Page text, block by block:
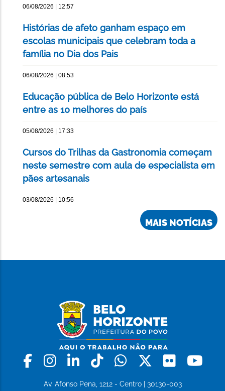
06/08/2026 | 12:57
Histórias de afeto ganham espaço em
escolas municipais que celebram toda a
família no Dia dos Pais
06/08/2026 | 08:53
Educação pública de Belo Horizonte está
entre as 10 melhores do país
05/08/2026 | 17:33
Cursos do Trilhas da Gastronomia começam
neste semestre com aula de especialista em
pães artesanais
03/08/2026 | 10:56
MAIS NOTÍCIAS
Facebook
Instagram
LinkedinTiktokWhatsapp
X Flickr
Av. Afonso Pena, 1212 - Centro | 30130-003